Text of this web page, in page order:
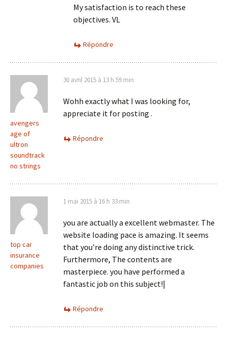
My satisfaction is to reach these
objectives. VL
Répondre
avengers
age of
ultron
soundtrack
no strings
30 avril 2015 à 13 h 59 min
Wohh exactly what I was looking for,
appreciate it for posting .
Répondre
top car
insurance
companies
1 mai 2015 à 16 h 33 min
you are actually a excellent webmaster. The
website loading pace is amazing. It seems
that you’re doing any distinctive trick.
Furthermore, The contents are
masterpiece. you have performed a
fantastic job on this subject!|
Répondre